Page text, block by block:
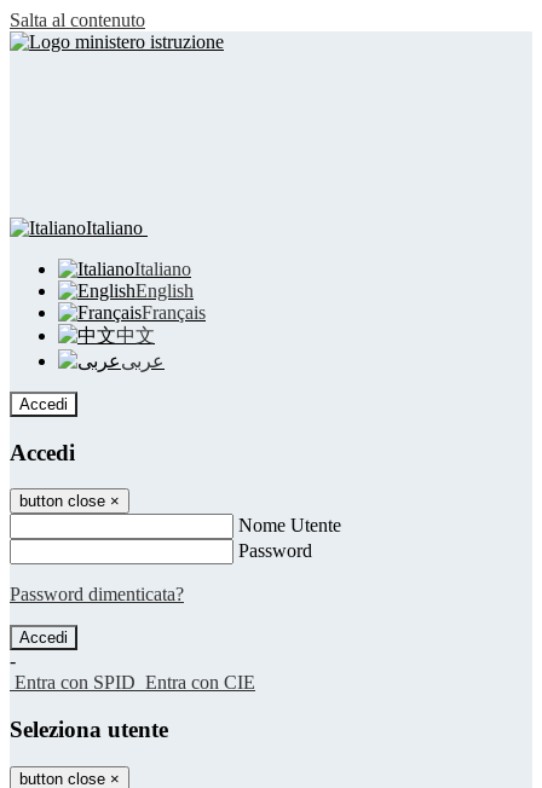
Salta al contenuto
Italiano
Italiano
English
Français
中文
عربى
Accedi
Accedi
button close ×
Nome Utente
Password
Password dimenticata?
-
Entra con SPID Entra con CIE
Seleziona utente
button close ×